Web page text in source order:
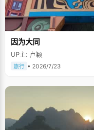
因为大同
UP主: 卢颖
旅行 • 2026/7/23